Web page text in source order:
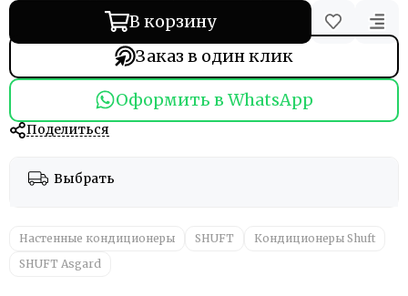
В корзину
Заказ в один клик
Оформить в WhatsApp
Поделиться
Выбрать
Настенные кондиционеры SHUFT
Кондиционеры Shuft
SHUFT Asgard